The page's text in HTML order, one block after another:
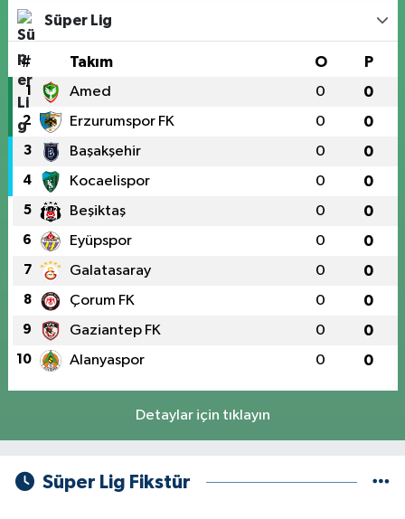
Süper Lig
# Takım O P
1 Amed 0 0
2 Erzurumspor FK 0 0
3 Başakşehir 0 0
4 Kocaelispor 0 0
5 Beşiktaş 0 0
6 Eyüpspor 0 0
7 Galatasaray 0 0
8 Çorum FK 0 0
9 Gaziantep FK 0 0
10 Alanyaspor 0 0
Detaylar için tıklayın
Süper Lig Fikstür